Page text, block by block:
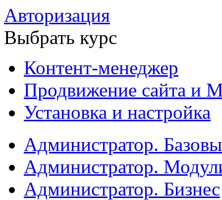
Авторизация
Выбрать курс
Контент-менеджер
Продвижение сайта и
Установка и настройка
Администратор.
Администратор.
Администратор. Бизнес